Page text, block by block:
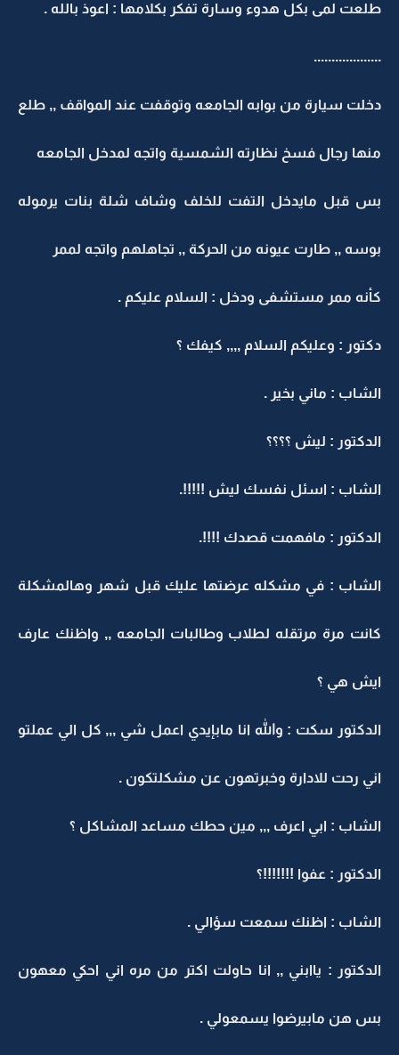
طلعت لمى بكل هدوء وسارة تفكر بكلامها : اعوذ بالله .
...................
دخلت سيارة من بوابه الجامعه وتوقفت عند المواقف ,, طلع
منها رجال فسخ نظارته الشمسية واتجه لمدخل الجامعه
بس قبل مايدخل التفت للخلف وشاف شلة بنات يرموله
بوسه ,, طارت عيونه من الحركة ,, تجاهلهم واتجه لممر
كأنه ممر مستشفى ودخل : السلام عليكم .
دكتور : وعليكم السلام ,,,, كيفك ؟
الشاب : ماني بخير .
الدكتور : ليش ؟؟؟؟
الشاب : اسئل نفسك ليش !!!!!.
الدكتور : مافهمت قصدك !!!!.
الشاب : في مشكله عرضتها عليك قبل شهر وهالمشكلة
كانت مرة مرتقله لطلاب وطالبات الجامعه ,, واظنك عارف
ايش هي ؟
الدكتور سكت : والله انا مابإيدي اعمل شي ,,, كل الي عملتو
اني رحت للادارة وخبرتهون عن مشكلتكون .
الشاب : ابي اعرف ,,, مين حطك مساعد المشاكل ؟
الدكتور : عفوا !!!!!!!؟
الشاب : اظنك سمعت سؤالي .
الدكتور : ياابني ,, انا حاولت اكتر من مره اني احكي معهون
بس هن مابيرضوا يسمعولي .